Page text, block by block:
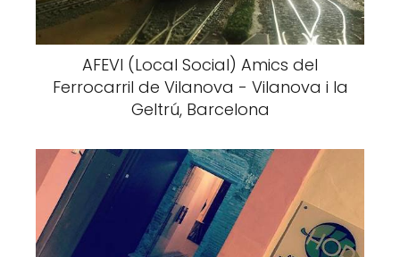
AFEVI (Local Social) Amics del
Ferrocarril de Vilanova - Vilanova i la
Geltrú, Barcelona